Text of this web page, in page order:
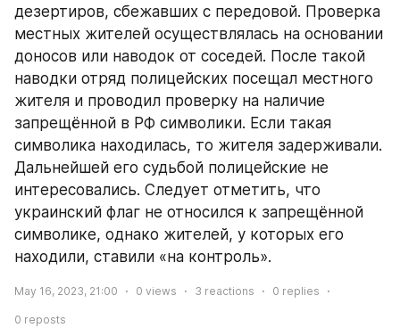
дезертиров, сбежавших с передовой. Проверка
местных жителей осуществлялась на основании
доносов или наводок от соседей. После такой
наводки отряд полицейских посещал местного
жителя и проводил проверку на наличие
запрещённой в РФ символики. Если такая
символика находилась, то жителя задерживали.
Дальнейшей его судьбой полицейские не
интересовались. Следует отметить, что
украинский флаг не относился к запрещённой
символике, однако жителей, у которых его
находили, ставили «на контроль».
May 16, 2023, 21:00 0 views 3 reactions 0 replies
0 reposts